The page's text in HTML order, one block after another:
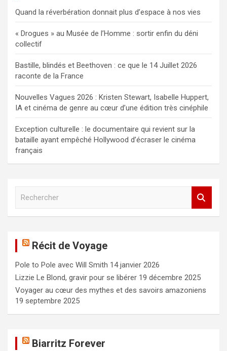
Quand la réverbération donnait plus d’espace à nos vies
« Drogues » au Musée de l’Homme : sortir enfin du déni
collectif
Bastille, blindés et Beethoven : ce que le 14 Juillet 2026
raconte de la France
Nouvelles Vagues 2026 : Kristen Stewart, Isabelle Huppert,
IA et cinéma de genre au cœur d’une édition très cinéphile
Exception culturelle : le documentaire qui revient sur la
bataille ayant empêché Hollywood d’écraser le cinéma
français
h
e
r
Récit de Voyage
Pole to Pole avec Will Smith 14 janvier 2026
Lizzie Le Blond, gravir pour se libérer 19 décembre 2025
Voyager au cœur des mythes et des savoirs amazoniens
19 septembre 2025
Biarritz Forever